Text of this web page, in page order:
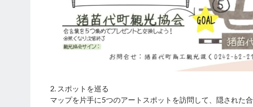
2. スポットを巡る
マップを片手に5つのアートスポットを訪問して、隠された合